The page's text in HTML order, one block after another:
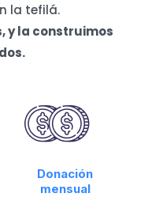
la tefilá.
y la construimos
Donación
mensual